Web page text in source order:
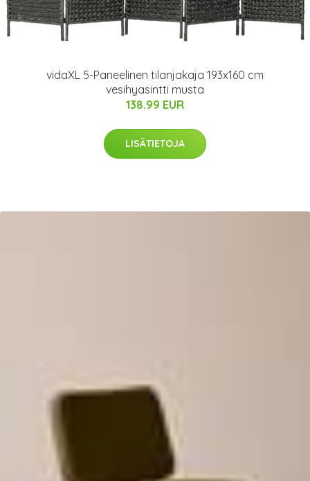
vidaXL 5-Paneelinen tilanjakaja 193x160 cm
vesihyasintti musta
138.99 EUR
LISÄTIETOJA